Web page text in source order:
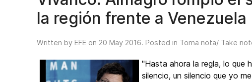
la región frente a Venezuela
Written by EFE on 20 May 2016. Posted in Toma nota/ Take
"Hasta ahora la regla, lo que
silencio, un silencio que yo